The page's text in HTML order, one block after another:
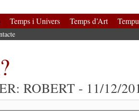
Temps i Univers Temps d’Art
ROBERT - 11/12/